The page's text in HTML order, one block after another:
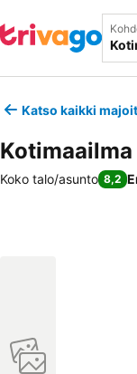
Katso kaikki
Koko talo/asunto 8,2